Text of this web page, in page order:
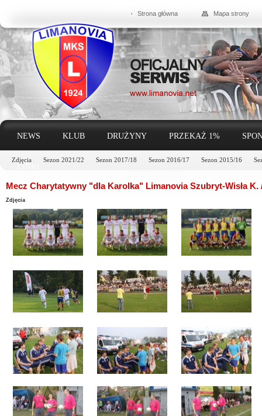
Strona główna Mapa strony
NEWS KLUB DRUŻYNY PRZEKAŻ 1%
Zdjęcia Sezon 2021/22 Sezon 2017/18 Sezon 2016/17 Sezon 2015/16
LINKI
Mecz Charytatywny "dla Karolka" Limanovia Szubryt-Wisła K.
Zdjęcia